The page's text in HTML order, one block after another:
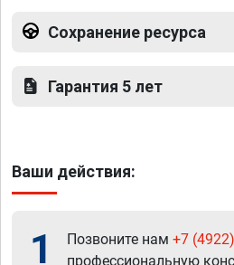
Сохранение ресурса
Гарантия 5 лет
Ваши действия:
1 Позвоните нам +7
профессиональную